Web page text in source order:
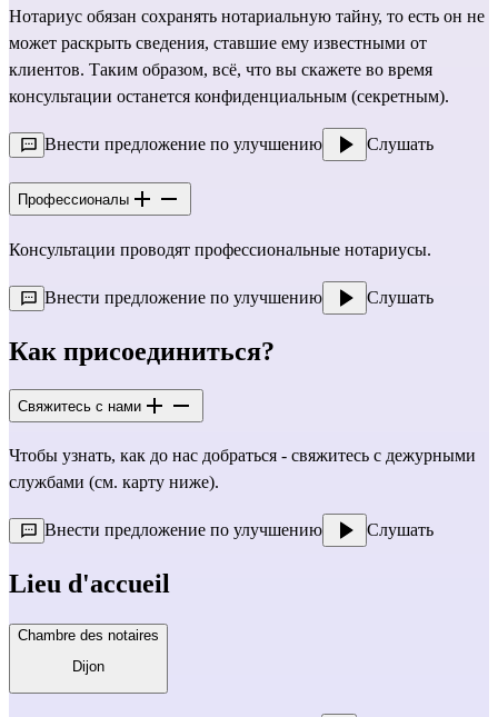
Нотариус обязан сохранять нотариальную тайну, то есть он не
может раскрыть сведения, ставшие ему известными от
клиентов. Таким образом, всё, что вы скажете во время
консультации останется конфиденциальным (секретным).
Внести предложение по улучшению Слушать
Профессионалы
Консультации проводят профессиональные нотариусы.
Внести предложение по улучшению Слушать
Как присоединиться?
Свяжитесь с нами
Чтобы узнать, как до нас добраться - свяжитесь с дежурными
службами (см. карту ниже).
Внести предложение по улучшению Слушать
Lieu d'accueil
Chambre des notaires
Dijon